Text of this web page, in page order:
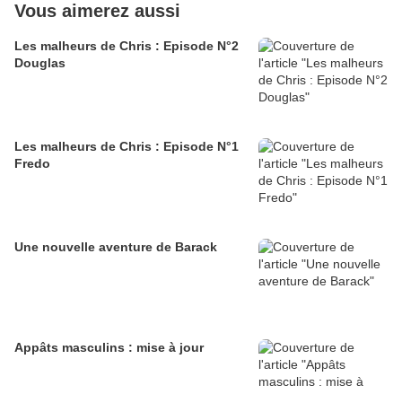
Vous aimerez aussi
Les malheurs de Chris : Episode N°2
Douglas
Les malheurs de Chris : Episode N°1
Fredo
Une nouvelle aventure de Barack
Appâts masculins : mise à jour